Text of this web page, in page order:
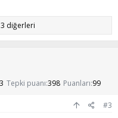
diğerleri
Tepki puanı 398 Puanları 99
#3